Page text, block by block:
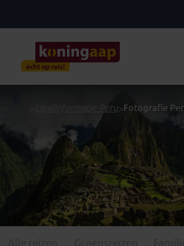
Landinformatie Peru>Fotografie